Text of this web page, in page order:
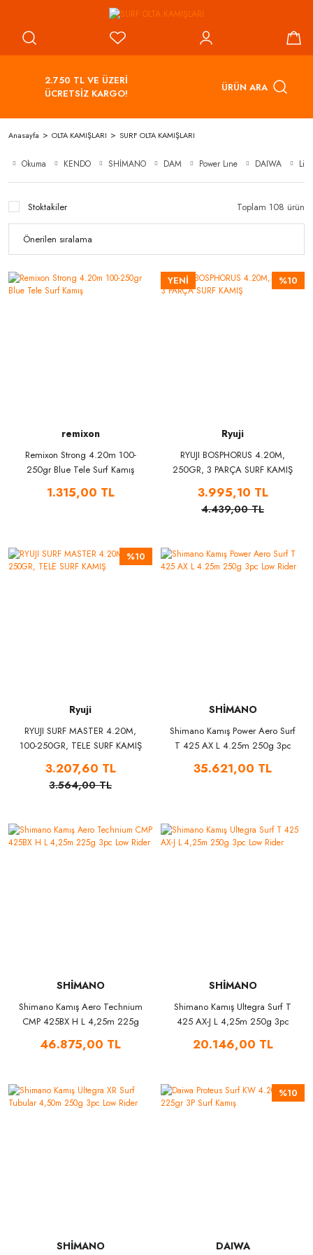
2.750 TL VE ÜZERİ
ÜCRETSİZ KARGO!
ÜRÜN ARA
Anasayfa OLTA KAMIŞLARI SURF OLTA KAMIŞLARI
Okuma KENDO SHİMANO DAM Power Lıne DAIWA
Stoktakiler Toplam 108 ürün
remixon
Remixon Strong 4.20m 100-
250gr Blue Tele Surf Kamış
1.315,00 TL
%10
YENİ
Ryuji
RYUJI BOSPHORUS 4.20M,
250GR, 3 PARÇA SURF KAMIŞ
3.995,10 TL
4.439,00 TL
%10
Ryuji
RYUJI SURF MASTER 4.20M,
100-250GR, TELE SURF KAMIŞ
3.207,60 TL
3.564,00 TL
SHİMANO
Shimano Kamış Power Aero Surf
T 425 AX L 4.25m 250g 3pc
35.621,00 TL
SHİMANO
Shimano Kamış Aero Technium
CMP 425BX H L 4,25m 225g
46.875,00 TL
SHİMANO
Shimano Kamış Ultegra Surf T
425 AX-J L 4,25m 250g 3pc
20.146,00 TL
SHİMANO
%10
DAIWA